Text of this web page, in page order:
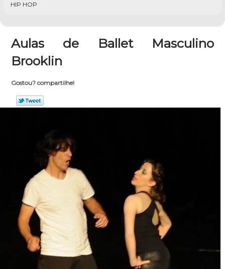
HIP HOP
Aulas de Ballet Masculino
Brooklin
Gostou? compartilhe!